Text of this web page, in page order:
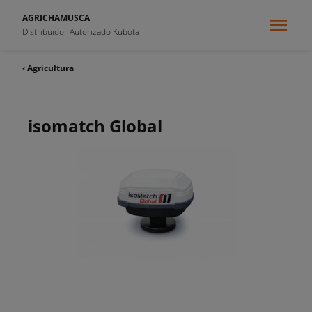
AGRICHAMUSCA
Distribuidor Autorizado Kubota
‹ Agricultura
isomatch Global